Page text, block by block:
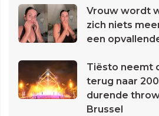
Vrouw wordt
zich niets
een
Tiësto neemt
terug naar
durende
Brussel